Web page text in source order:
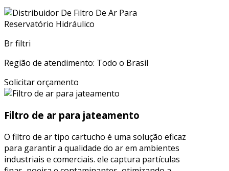
Br filtri
Região de atendimento: Todo o Brasil
Solicitar orçamento
Filtro de ar para jateamento
O filtro de ar tipo cartucho é uma solução eficaz
para garantir a qualidade do ar em ambientes
industriais e comerciais. ele captura partículas